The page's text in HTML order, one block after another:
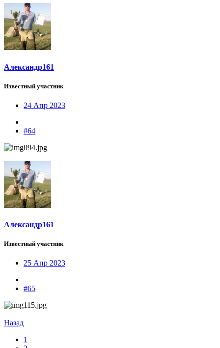
Александр161
Известный участник
24 Апр 2023
#64
Александр161
Известный участник
25 Апр 2023
#65
Назад
1